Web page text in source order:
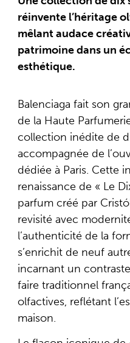
réinvente l’héritage
mêlant audace
patrimoine dans un
esthétique.
Balenciaga fait son
de la Haute
collection inédite de
accompagnée de
dédiée à Paris. Cette
renaissance de « Le
parfum créé par
revisité avec
l’authenticité de la
s’enrichit de neuf
incarnant un
faire traditionnel
olfactives, reflétant
maison.